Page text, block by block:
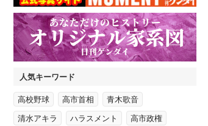
人気キーワード
高校野球 高市首相 青木歌音
清水アキラ ハラスメント 高市政権